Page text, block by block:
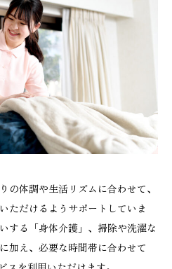
の体調や生活リズムに合わせて、
ただけるようサポートしていま
する「身体介護」、掃除や洗濯な
加え、必要な時間帯に合わせて